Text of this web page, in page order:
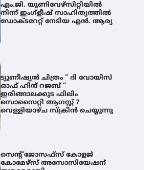
എം.ജി. യൂണിവേഴ്‌സിറ്റിയിൽ
നിന്ന് ഇംഗ്ളീഷ് സാഹിത്യത്തിൽ
ഡോക്ടറേറ്റ് നേടിയ എൻ. ആര്യ
ട്യുണീഷ്യൻ ചിത്രം ” ദി വോയിസ്
ഓഫ് ഹിന്ദ് റജബ് ”
ഇരിങ്ങാലക്കുട ഫിലിം
സൊസൈറ്റി ആഗസ്റ്റ് 7
വെള്ളിയാഴ്ച സ്‌ക്രീൻ ചെയ്യുന്നു
സെന്റ് ജോസഫ്സ് കോളജ്
കോമേഴ്‌സ് അസോസിയേഷന്